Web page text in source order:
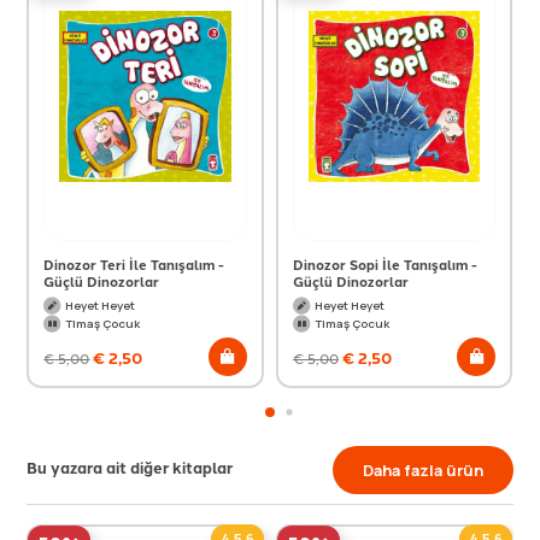
Dinozor Teri İle Tanışalım -
Güçlü Dinozorlar
Heyet Heyet
Timaş Çocuk
€5,00€2,50
Dinozor Sopi İle Tanışalım -
Güçlü Dinozorlar
Heyet Heyet
Timaş Çocuk
€5,00€2,50
Bu yazara ait diğer kitaplar Daha fazla ürün